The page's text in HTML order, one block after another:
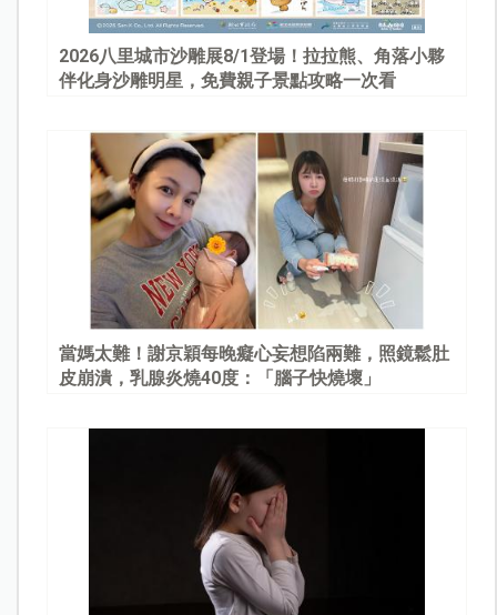
2026八里城市沙雕展8/1登場！拉拉熊、角落小夥
伴化身沙雕明星，免費親子景點攻略一次看
當媽太難！謝京穎每晚癡心妄想陷兩難，照鏡鬆肚
皮崩潰，乳腺炎燒40度：「腦子快燒壞」